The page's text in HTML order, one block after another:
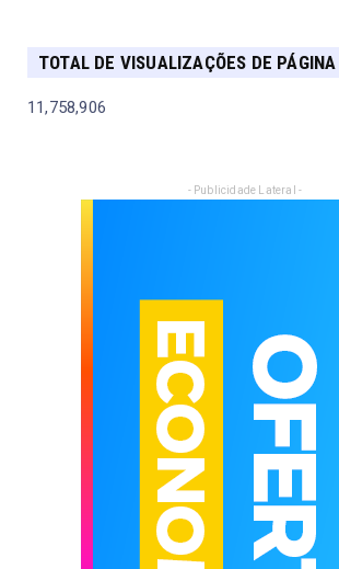
TOTAL DE VISUALIZAÇÕES DE PÁGINA
11,758,906
- Publicidade Lateral -